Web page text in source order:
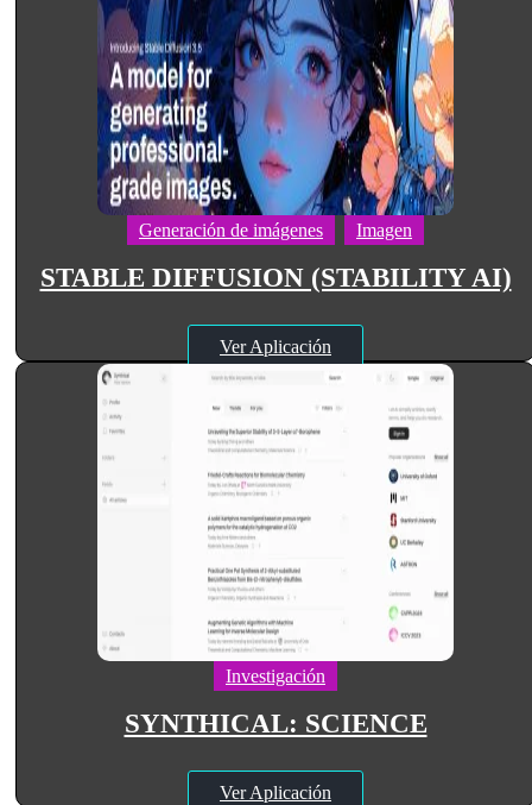
Generación de imágenes Imagen
STABLE DIFFUSION (STABILITY AI)
Ver Aplicación
Investigación
SYNTHICAL: SCIENCE
Ver Aplicación